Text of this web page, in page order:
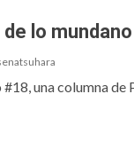
lo
una columna de